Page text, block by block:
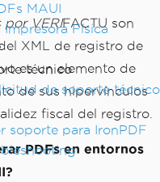
MAUI
Física
técnico
de soporte técnico
soporte para IronPDF
por VERIFACTU son
XML de registro de
es un elemento de
de sus hipervínculos
fiscal del registro.
PDFs en entornos